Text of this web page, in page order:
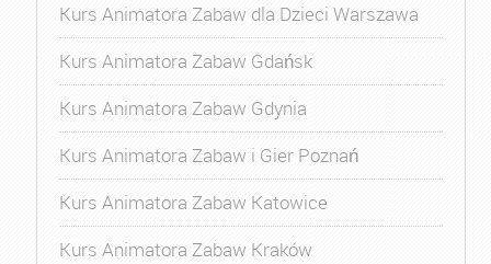
Kurs Animatora Zabaw dla Dzieci Warszawa
Kurs Animatora Zabaw Gdańsk
Kurs Animatora Zabaw Gdynia
Kurs Animatora Zabaw i Gier Poznań
Kurs Animatora Zabaw Katowice
Kurs Animatora Zabaw Kraków